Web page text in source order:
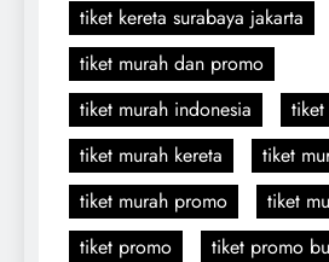
tiket kereta surabaya jakarta
tiket murah dan promo
tiket murah indonesia
tiket murah kereta
tiket
tiket murah promo
tiket
tiket promo
tiket promo